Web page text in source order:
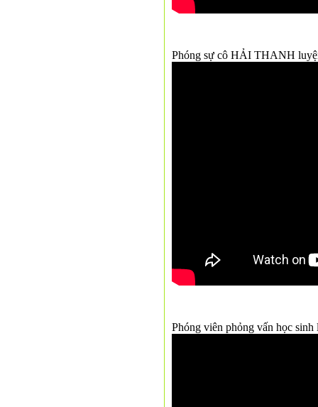
Phóng sự cô HẢI THANH
Phóng viên phỏng vấn học sinh